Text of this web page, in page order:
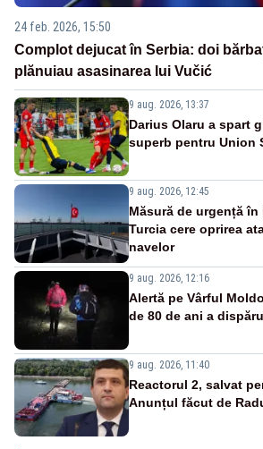
24 feb. 2026, 15:50
Complot dejucat în Serbia: doi
plănuiau asasinarea lui Vučić
9 aug. 2026, 13:37
Darius Olaru a spart
superb pentru Union
9 aug. 2026, 12:45
Măsură de urgență în
Turcia cere oprirea
navelor
9 aug. 2026, 12:16
Alertă pe Vârful
de 80 de ani a
9 aug. 2026, 11:40
Reactorul 2, salvat
Anunțul făcut de